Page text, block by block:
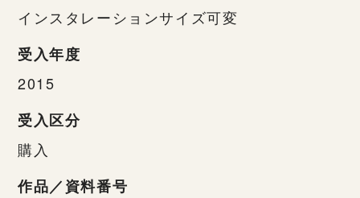
インスタレーションサイズ可変
受入年度
2015
受入区分
購入
作品／資料番号